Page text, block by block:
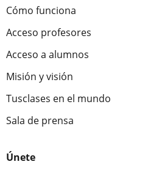
Cómo funciona
Acceso profesores
Acceso a alumnos
Misión y visión
Tusclases en el mundo
Sala de prensa
Únete